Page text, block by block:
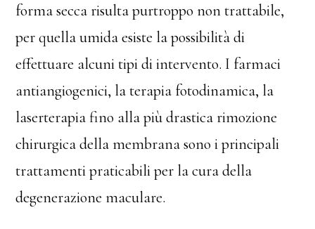
forma secca risulta purtroppo non trattabile,
per quella umida esiste la possibilità di
effettuare alcuni tipi di intervento. I farmaci
antiangiogenici, la terapia fotodinamica, la
laserterapia fino alla più drastica rimozione
chirurgica della membrana sono i principali
trattamenti praticabili per la cura della
degenerazione maculare.